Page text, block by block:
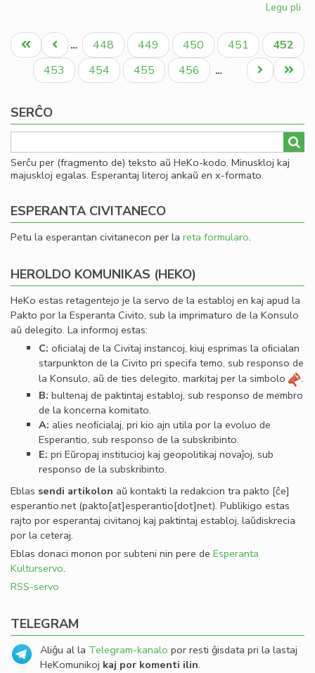
Legu pli
la
Pagination
Unua
paĝo
Antaŭa
paĝo
… Paĝo
448 Paĝo
449 Paĝo
450 Paĝo
451
Aktuala
paĝo
452
Paĝo
453 Paĝo
454 Paĝo
455 Paĝo
456 …
Last
page
Next
page
SERĈO
Serĉu per (fragmento de) teksto aŭ HeKo-kodo. Minuskloj kaj
majuskloj egalas. Esperantaj literoj ankaŭ en x-formato.
ESPERANTA CIVITANECO
Petu la esperantan civitanecon per la reta formularo.
HEROLDO KOMUNIKAS (HEKO)
HeKo estas retagentejo je la servo de la establoj en kaj apud la
Pakto por la Esperanta Civito, sub la imprimaturo de la Konsulo
aŭ delegito. La informoj estas:
C: oﬁcialaj de la Civitaj instancoj, kiuj esprimas la oﬁcialan
starpunkton de la Civito pri specifa temo, sub responso de
la Konsulo, aŭ de ties delegito, markitaj per la simbolo
.
B: bultenaj de paktintaj establoj, sub responso de membro
de la koncerna komitato.
A: alies neoﬁcialaj, pri kio ajn utila por la evoluo de
Esperantio, sub responso de la subskribinto.
E: pri Eŭropaj institucioj kaj geopolitikaj novaĵoj, sub
responso de la subskribinto.
Eblas sendi artikolon aŭ kontakti la redakcion tra pakto [ĉe]
esperantio.net(pakto[at]esperantio[dot]net). Publikigo estas
rajto por esperantaj civitanoj kaj paktintaj establoj, laŭdiskrecia
por la ceteraj.
Eblas donaci monon por subteni nin pere de Esperanta
Kulturservo.
RSS-servo
TELEGRAM
Aliĝu al la Telegram-kanalo por resti ĝisdata pri la lastaj
HeKomunikoj kaj por komenti ilin.